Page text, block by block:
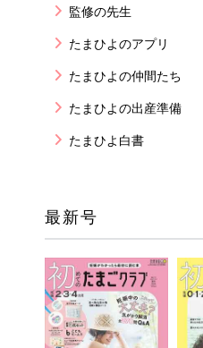
監修の先生
たまひよのアプリ
たまひよの仲間たち
たまひよの出産準備
たまひよ白書
最新号